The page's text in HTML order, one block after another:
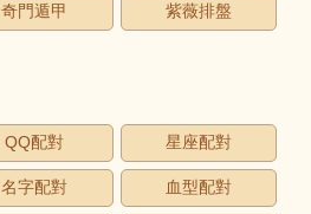
奇門遁甲 紫薇排盤
QQ配對 星座配對
名字配對 血型配對